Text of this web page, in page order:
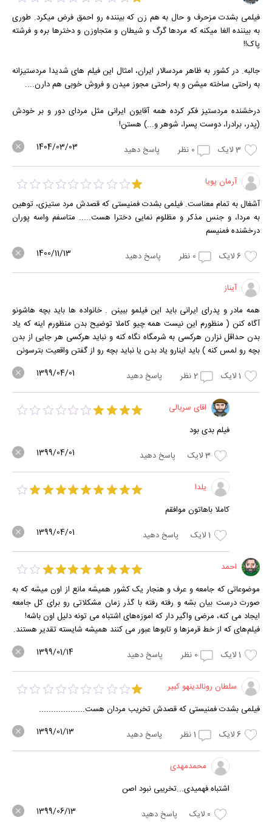
فیلمی بشدت مزحرف و حال به هم زن که بیننده رو احمق فرض میکرد. طوری
به بیننده الغا میکنه که مردها گرگ و شیطان و متجاوزن و دخترها بره و فرشته
پاک!!
جالبه. در کشور به ظاهر مردسالار ایران، امثال این فیلم های شدیدا مردستیزانه
به راحتی ساخته میشن و به راحتی مجوز میدن و فروش خوبی هم دارن....
درخشنده مردستیز فکر کرده همه آقایون ایرانی مثل مردای دور و بر خودش
(پدر، برادرا، دوست پسرا، شوهر و...) هستن!
3لایک 0 نظر پاسخ دهید 1404/03/03
آرمان پویا
آشغال به تمام معناست. فیلمی بشدت فمنیستی که قصدش مرد ستیزی، توهین
به مردا، و جنس مذکر و مظلوم نمایی دخترا هست..... متاسفم واسه پوران
درخشنده فمنیسم
6لایک 0 نظر پاسخ دهید 1400/11/13
آیناز
همه مادر و پدرای ایرانی باید این فیلمو ببینن . خانواده ها باید بچه هاشونو
آگاه کنن ( منظورم این نیست همه چیو کاملا توضیح بدن منظورم اینه که یاد
بدن حداقل نزارن هرکسی به شرمگاه نگاه کنه و نباید هرکسی هر جایی از بدن
بچه رو لمس کنه ) باید اینارو یاد بدن یا نباید بچه رو از گفتن واقعیت بترسونن
1لایک 2نظر پاسخ دهید 1399/04/01
اقای سریالی
فیلم بدی بود
3لایک پاسخ دهید 1399/04/01
یلدا
کاملا باهاتون موافقم
1لایک پاسخ دهید 1399/04/01
احمد
موضوعاتی که جامعه و عرف و هنجار یک کشور همیشه مانع از اون میشه که به
صورت درست بیان بشه و رفته رفته با گذر زمان مشکلاتی رو برای کل جامعه
ایجاد می کنه، مرضی واگیر دار که اموزه‌های اشتباه می تونه دلیل اون باشه!
فیلم‌های که از خط قرمز‌ها و تابوها عبور می کنند همیشه شایسته تقدیر هستند.
1لایک 0 نظر پاسخ دهید 1399/01/14
سلطان رونالدینهو کبیر
فیلمی بشدت فمنیستی که قصدش تخریب مردان هست...................
6لایک 1نظر پاسخ دهید 1399/01/13
محمدمهدی
اشتباه فهمیدی...تخریبی نبود اصن
0 لایک پاسخ دهید 1399/06/13